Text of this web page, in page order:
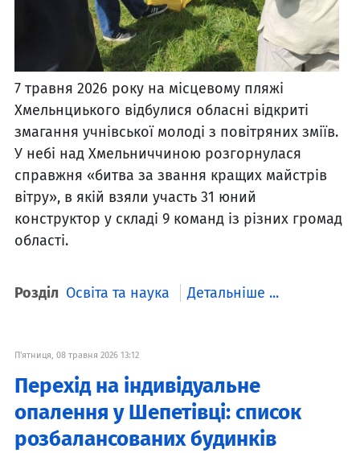
7 травня 2026 року на місцевому пляжі
Хмельнциького відбулися обласні відкриті
змагання учнівської молоді з повітряних зміїв.
У небі над Хмельниччиною розгорнулася
справжня «битва за звання кращих майстрів
вітру», в якій взяли участь 31 юний
конструктор у складі 9 команд із різних громад
області.
Розділ Освіта та наука Детальніше ...
П'ятниця, 08 травня 2026 13:12
Перехід на індивідуальне
опалення у Шепетівці: список
розбалансованих будинків